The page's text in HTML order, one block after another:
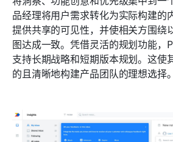
品经理将用户需求转化为实际构建的
提供共享的可见性，并使相关方围绕
图达成一致。凭借灵活的规划功能
支持长期战略和短期版本规划。这使
的且清晰地构建产品团队的理想选择。